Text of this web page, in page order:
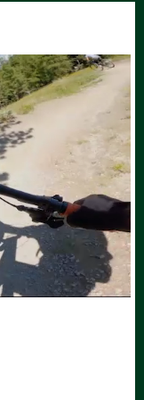
oder -
fühlst oder
S0–S1,
sich von
kurze